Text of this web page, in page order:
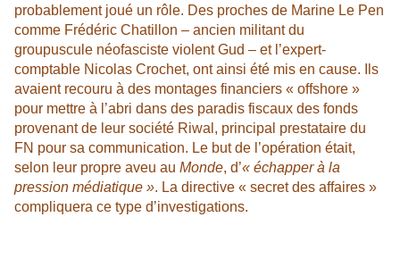
probablement joué un rôle. Des proches de Marine Le Pen
comme Frédéric Chatillon – ancien militant du
groupuscule néofasciste violent Gud – et l’expert-
comptable Nicolas Crochet, ont ainsi été mis en cause. Ils
avaient recouru à des montages financiers « offshore »
pour mettre à l’abri dans des paradis fiscaux des fonds
provenant de leur société Riwal, principal prestataire du
FN pour sa communication. Le but de l’opération était,
selon leur propre aveu au Monde, d’« échapper à la
pression médiatique ». La directive « secret des affaires »
compliquera ce type d’investigations.